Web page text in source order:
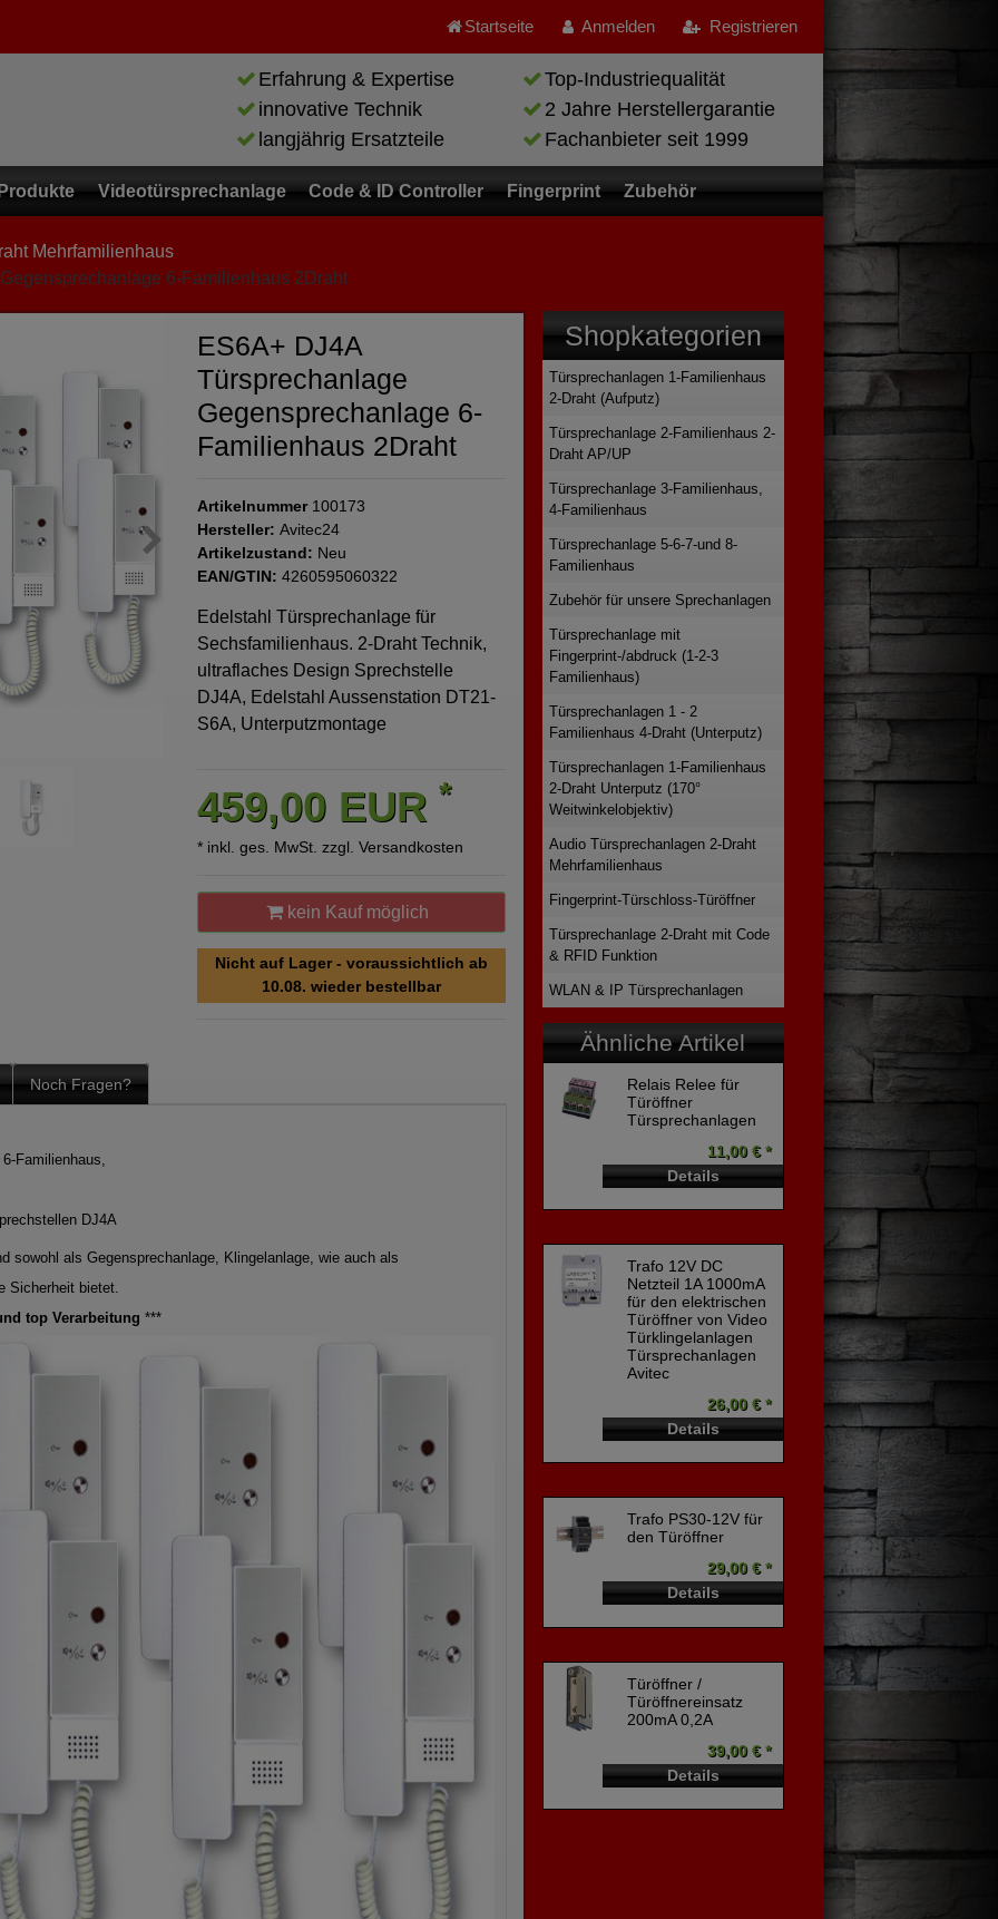
Startseite Anmelden Registrieren
Erfahrung & Expertise
Top-Industriequalität
innovative Technik
2 Jahre Herstellergarantie
langjährig Ersatzteile
Fachanbieter seit 1999
Videotürsprechanlage Code & ID Controller Fingerprint Zubehör
Mehrfamilienhaus
6-Familienhaus 2Draht
ES6A+ DJ4A
Türsprechanlage
Gegensprechanlage 6-
Familienhaus 2Draht
Artikelnummer 100173
Hersteller: Avitec24
Artikelzustand: Neu
EAN/GTIN: 4260595060322
Edelstahl Türsprechanlage für
Sechsfamilienhaus. 2-Draht Technik,
ultraflaches Design Sprechstelle
DJ4A, Edelstahl Aussenstation DT21-
S6A, Unterputzmontage
459,00 EUR *
* inkl. ges. MwSt. zzgl. Versandkosten
kein Kauf möglich
Nicht auf Lager - voraussichtlich ab
10.08. wieder bestellbar
Noch Fragen?
Familienhaus,
DJ4A
sowohl als Gegensprechanlage, Klingelanlage, wie auch als
Sicherheit bietet.
top Verarbeitung ***
Shopkategorien
Türsprechanlagen 1-Familienhaus
2-Draht (Aufputz)
Türsprechanlage 2-Familienhaus 2-
Draht AP/UP
Türsprechanlage 3-Familienhaus,
4-Familienhaus
Türsprechanlage 5-6-7-und 8-
Familienhaus
Zubehör für unsere Sprechanlagen
Türsprechanlage mit
Fingerprint-/abdruck (1-2-3
Familienhaus)
Türsprechanlagen 1 - 2
Familienhaus 4-Draht (Unterputz)
Türsprechanlagen 1-Familienhaus
2-Draht Unterputz (170°
Weitwinkelobjektiv)
Audio Türsprechanlagen 2-Draht
Mehrfamilienhaus
Fingerprint-Türschloss-Türöffner
Türsprechanlage 2-Draht mit Code
& RFID Funktion
WLAN & IP Türsprechanlagen
Ähnliche Artikel
Relais Relee für
Türöffner
Türsprechanlagen
11,00 € *
Details
Trafo 12V DC
Netzteil 1A 1000mA
für den elektrischen
Türöffner von Video
Türklingelanlagen
Türsprechanlagen
Avitec
26,00 € *
Details
Trafo PS30-12V für
den Türöffner
29,00 € *
Details
Türöffner /
Türöffnereinsatz
200mA 0,2A
39,00 € *
Details